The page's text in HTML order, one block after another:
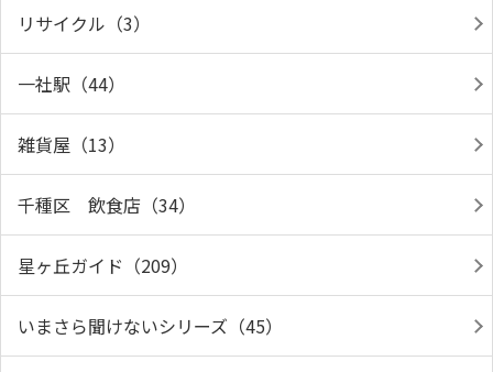
リサイクル（3）
一社駅（44）
雑貨屋（13）
千種区 飲食店（34）
星ヶ丘ガイド（209）
いまさら聞けないシリーズ（45）